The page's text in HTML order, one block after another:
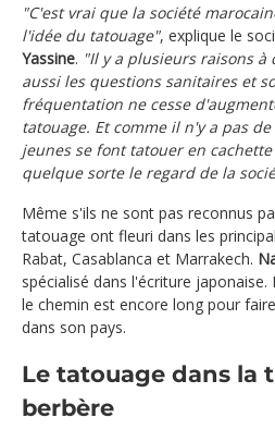
"C'est vrai que la société
l'idée du tatouage", explique le
Yassine. "Il y a plusieurs raisons à
aussi les questions sanitaires et
fréquentation ne cesse
tatouage. Et comme il n'y a pas
jeunes se font tatouer en
quelque sorte le regard de la
Même s'ils ne sont pas reconnus
tatouage ont fleuri dans les
Rabat, Casablanca et Marrakech.
spécialisé dans l'écriture
le chemin est encore long pour
dans son pays.
Le tatouage dans la
berbère